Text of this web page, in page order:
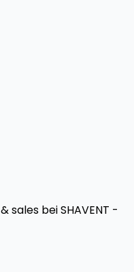
sales bei SHAVENT -